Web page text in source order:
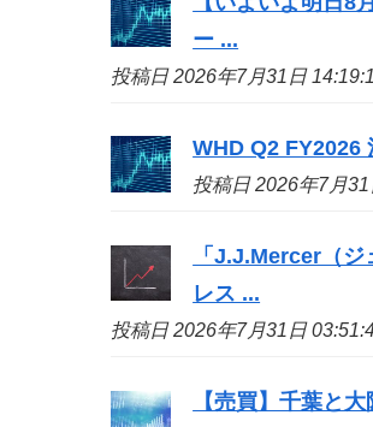
ー ...
投稿日 2026年7月31日
WHD Q2
投稿日 2026年7月31
「J.J.Mercer（
レス ...
投稿日 2026年7月31日
【売買】千葉と